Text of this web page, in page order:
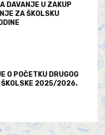
DAVANJE U ZAKUP
ZA ŠKOLSKU
O POČETKU DRUGOG
ŠKOLSKE 2025/2026.